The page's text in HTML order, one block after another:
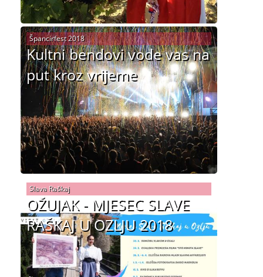
Kultni bendovi vode vas na
put kroz vrijeme
Špancirfest 2018
OŽUJAK - MJESEC SLAVE
RAŠKAJ U OZLJU 2018
Slava Raškaj